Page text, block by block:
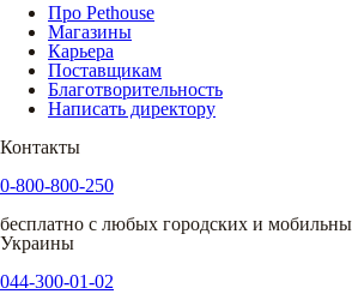
Про Pethouse
Магазины
Карьера
Поставщикам
Благотворительность
Написать директору
Контакты
0-800-800-250
бесплатно с любых городских и
Украины
044-300-01-02